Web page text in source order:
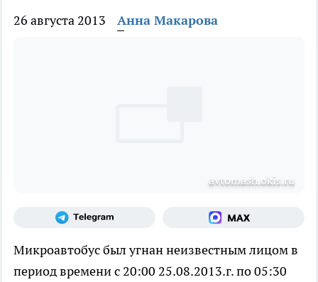
26 августа 2013 Анна Макарова
avtomash.okis.ru
Микроавтобус был угнан неизвестным лицом в
период времени с 20:00 25.08.2013.г. по 05:30